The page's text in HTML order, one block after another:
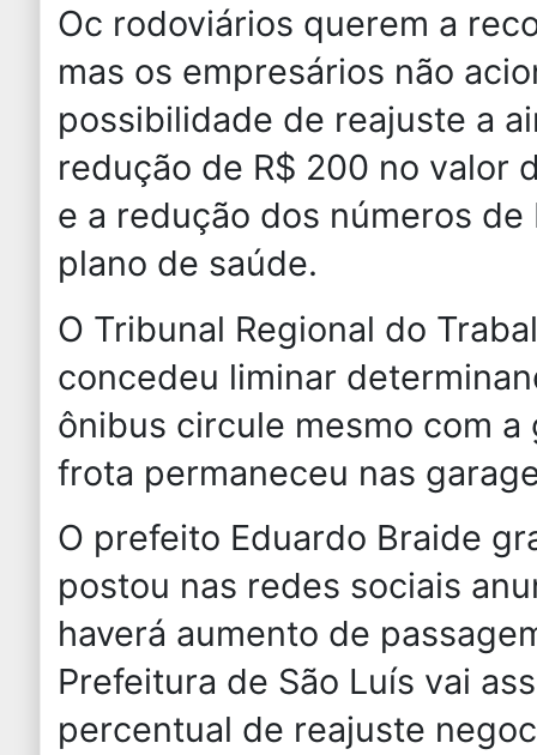
Oc rodoviários querem a
mas os empresários não
possibilidade de reajuste a
redução de R$ 200 no valor
e a redução dos números
plano de saúde.
O Tribunal Regional do
concedeu liminar
ônibus circule mesmo com a
frota permaneceu nas
O prefeito Eduardo Braide
postou nas redes sociais
haverá aumento de
Prefeitura de São Luís vai
percentual de reajuste